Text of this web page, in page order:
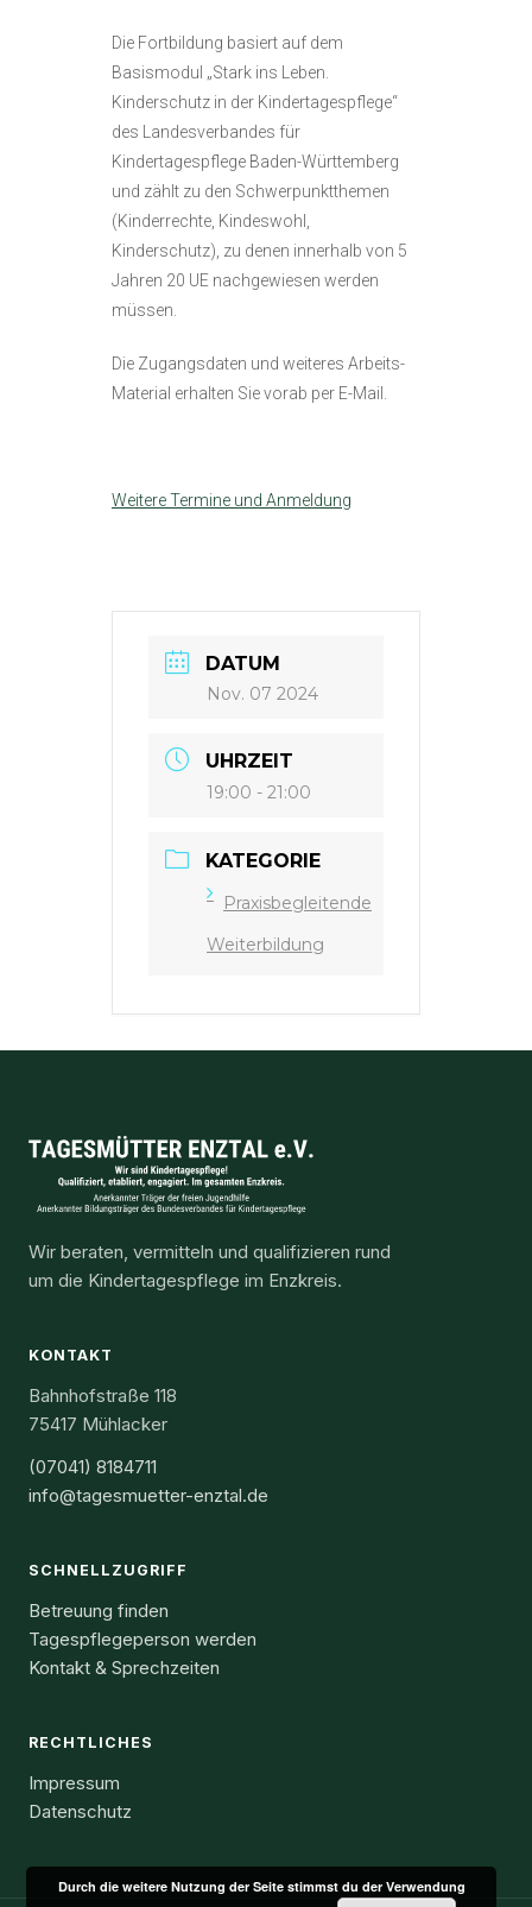
Die Fortbildung basiert auf dem
Basismodul „Stark ins Leben.
Kinderschutz in der Kindertagespflege“
des Landesverbandes für
Kindertagespflege Baden-Württemberg
und zählt zu den Schwerpunktthemen
(Kinderrechte, Kindeswohl,
Kinderschutz), zu denen innerhalb von 5
Jahren 20 UE nachgewiesen werden
müssen.
Die Zugangsdaten und weiteres Arbeits-
Material erhalten Sie vorab per E-Mail.
Weitere Termine und Anmeldung
DATUM
Nov. 07 2024
UHRZEIT
19:00 - 21:00
KATEGORIE
Praxisbegleitende
Weiterbildung
Wir beraten, vermitteln und qualifizieren rund
um die Kindertagespflege im Enzkreis.
KONTAKT
Bahnhofstraße 118
75417 Mühlacker
(07041) 8184711
info@tagesmuetter-enztal.de
SCHNELLZUGRIFF
Betreuung finden
Tagespflegeperson werden
Kontakt & Sprechzeiten
RECHTLICHES
Impressum
Datenschutz
Durch die weitere Nutzung der Seite stimmst du der Verwendung